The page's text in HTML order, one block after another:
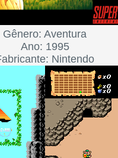
Gênero: Aventura
Ano: 1995
Nintendo